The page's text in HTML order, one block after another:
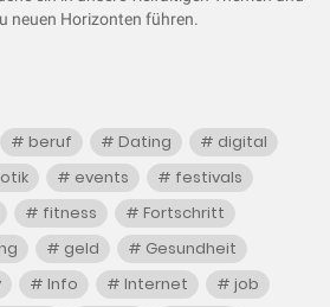
neuen Horizonten führen.
beruf Dating
digital
events
festivals
fitness
Fortschritt
geld
Gesundheit
Info Internet
job